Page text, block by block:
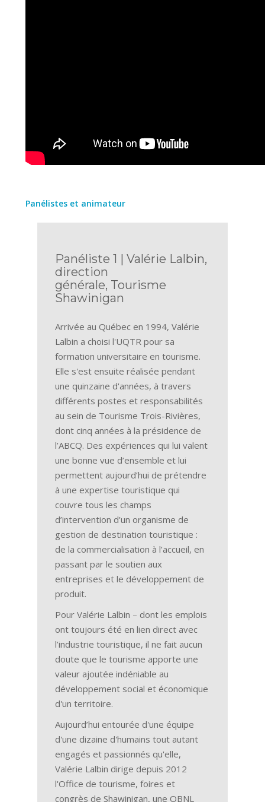
Panélistes et animateur
Panéliste 1 | Valérie Lalbin,
direction
générale, Tourisme
Shawinigan
Arrivée au Québec en 1994, Valérie
Lalbin a choisi l'UQTR pour sa
formation universitaire en tourisme.
Elle s'est ensuite réalisée pendant
une quinzaine d'années, à travers
différents postes et responsabilités
au sein de Tourisme Trois-Rivières,
dont cinq années à la présidence de
l’ABCQ. Des expériences qui lui valent
une bonne vue d’ensemble et lui
permettent aujourd’hui de prétendre
à une expertise touristique qui
couvre tous les champs
d’intervention d’un organisme de
gestion de destination touristique :
de la commercialisation à l’accueil, en
passant par le soutien aux
entreprises et le développement de
produit.
Pour Valérie Lalbin – dont les emplois
ont toujours été en lien direct avec
l’industrie touristique, il ne fait aucun
doute que le tourisme apporte une
valeur ajoutée indéniable au
développement social et économique
d'un territoire.
Aujourd’hui entourée d'une équipe
d'une dizaine d'humains tout autant
engagés et passionnés qu'elle,
Valérie Lalbin dirige depuis 2012
l'Office de tourisme, foires et
congrès de Shawinigan, une OBNL